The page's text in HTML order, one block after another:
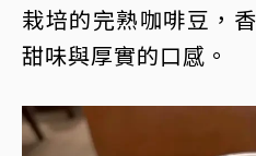
栽培的完熟咖啡豆，
甜味與厚實的口感。